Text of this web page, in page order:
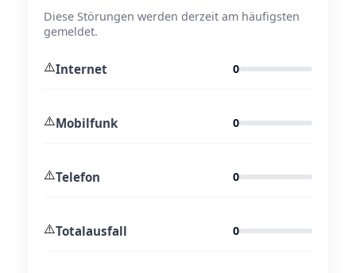
Diese Störungen werden derzeit am häufigsten
gemeldet.
⚠️Internet 0
⚠️Mobilfunk 0
⚠️Telefon 0
⚠️Totalausfall 0